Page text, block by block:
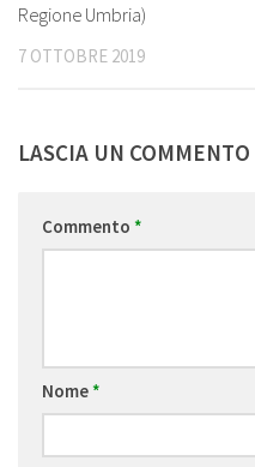
Regione Umbria)
7 OTTOBRE 2019
LASCIA UN COMMENTO
Commento *
Nome*